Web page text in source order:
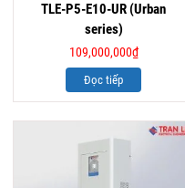
TLE-P5-E10-UR (Urban
series)
109,000,000₫
Đọc tiếp